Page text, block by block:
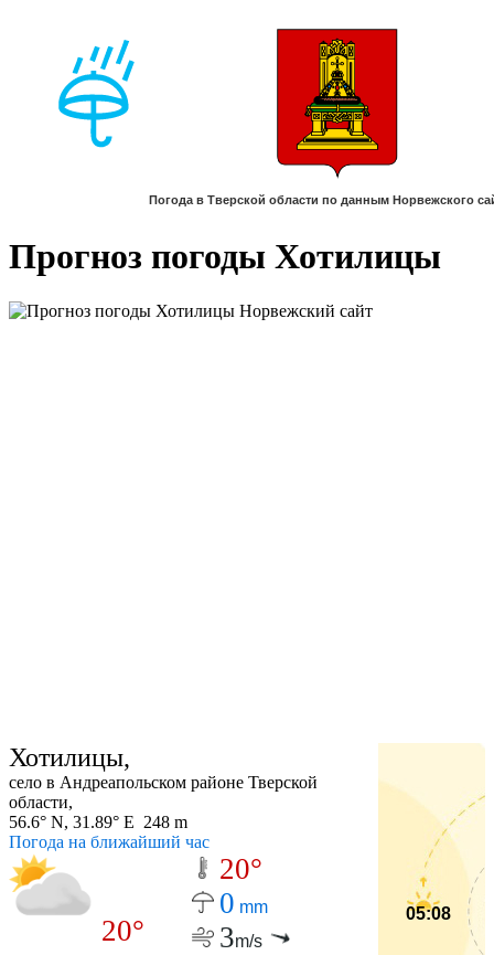
Прогноз погоды Хотилицы
Хотилицы,
село в Андреапольском районе Тверской
области,
56.6° N, 31.89° E 248 m
Погода на ближайший час
20°
20°
0 mm
3m/s
05:08